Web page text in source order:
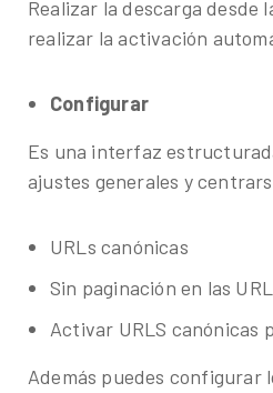
Realizar la descarga desde
realizar la activación
Configurar
Es una interfaz
ajustes generales y
URLs canónicas
Sin paginación en las
Activar URLS canónicas
Además puedes configurar